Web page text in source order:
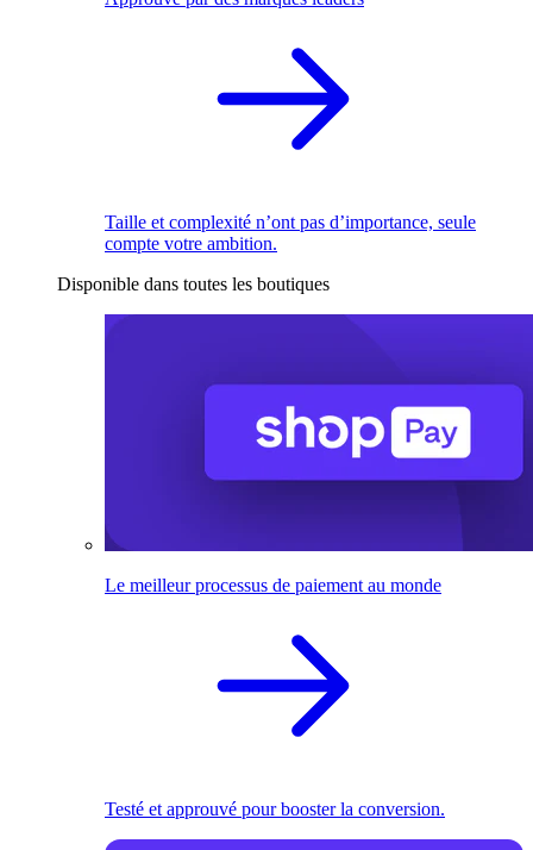
Taille et complexité n’ont pas d’importance, seule
compte votre ambition.
Disponible dans toutes les boutiques
Le meilleur processus de paiement au monde
Testé et approuvé pour booster la conversion.